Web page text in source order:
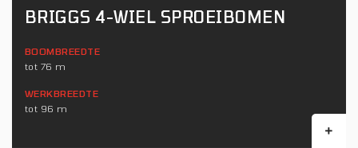
BRIGGS 4-WIEL SPROEIBOMEN
BOOMBREEDTE
tot 76 m
WERKBREEDTE
tot 96 m